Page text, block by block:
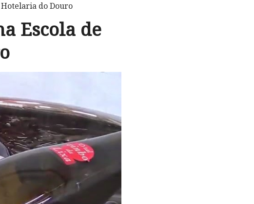
Hotelaria do Douro
Escola de